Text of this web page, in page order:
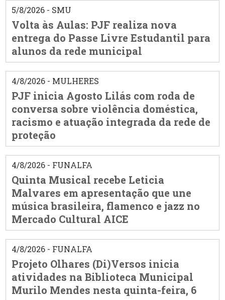
5/8/2026 - SMU
Volta às Aulas: PJF realiza nova
entrega do Passe Livre Estudantil para
alunos da rede municipal
4/8/2026 - MULHERES
PJF inicia Agosto Lilás com roda de
conversa sobre violência doméstica,
racismo e atuação integrada da rede de
proteção
4/8/2026 - FUNALFA
Quinta Musical recebe Leticia
Malvares em apresentação que une
música brasileira, flamenco e jazz no
Mercado Cultural AICE
4/8/2026 - FUNALFA
Projeto Olhares (Di)Versos inicia
atividades na Biblioteca Municipal
Murilo Mendes nesta quinta-feira, 6